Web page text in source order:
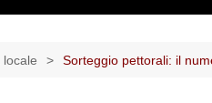
locale Sorteggio pettorali: il